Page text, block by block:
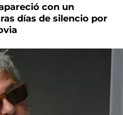
con un
días de silencio por